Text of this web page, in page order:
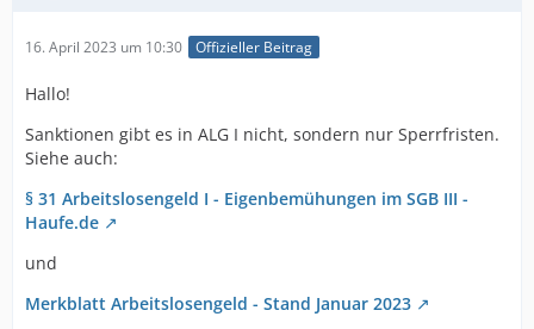
16. April 2023 um 10:30 Offizieller Beitrag
Hallo!
Sanktionen gibt es in ALG I nicht, sondern nur Sperrfristen.
Siehe auch:
§ 31 Arbeitslosengeld I - Eigenbemühungen im SGB III -
Haufe.de
und
Merkblatt Arbeitslosengeld - Stand Januar 2023